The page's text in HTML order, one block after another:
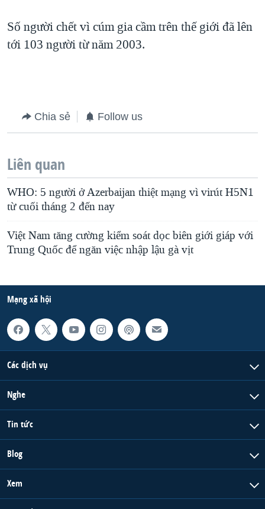
Số người chết vì cúm gia cầm trên thế giới đã lên
tới 103 người từ năm 2003.
Chia sẻ Follow us
Liên quan
WHO: 5 người ở Azerbaijan thiệt mạng vì virút H5N1
từ cuối tháng 2 đến nay
Việt Nam tăng cường kiểm soát dọc biên giới giáp với
Trung Quốc để ngăn việc nhập lậu gà vịt
Mạng xã hội
Các dịch vụ
Nghe
Tin tức
Blog
Xem